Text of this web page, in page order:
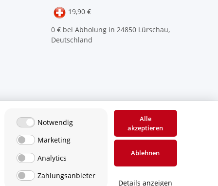
19,90 €
0 € bei Abholung in 24850 Lürschau,
Deutschland
Notwendig
Marketing
Analytics
Zahlungsanbieter
Alle
akzeptieren
Ablehnen
Details anzeigen